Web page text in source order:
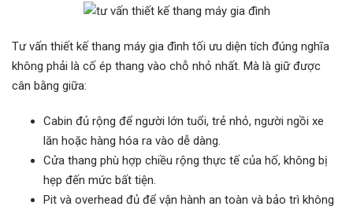
Tư vấn thiết kế thang máy gia đình tối ưu diện tích đúng nghĩa
không phải là cố ép thang vào chỗ nhỏ nhất. Mà là giữ được
cân bằng giữa:
Cabin đủ rộng để người lớn tuổi, trẻ nhỏ, người ngồi xe
lăn hoặc hàng hóa ra vào dễ dàng.
Cửa thang phù hợp chiều rộng thực tế của hố, không bị
hẹp đến mức bất tiện.
Pit và overhead đủ để vận hành an toàn và bảo trì không